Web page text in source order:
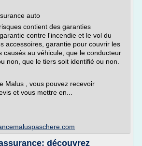
auto
contient des garanties
contre l'incendie et le vol du
accessoires, garantie pour couvrir les
causés au véhicule, que le conducteur
non, que le tiers soit identifié ou non.
Malus , vous pouvez recevoir
et vous mettre en...
découvrez